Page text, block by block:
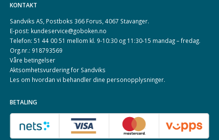
KONTAKT
Sandviks AS, Postboks 366 Forus, 4067 Stavanger.
E-post: kundeservice@goboken.no
Telefon: 51 44 00 51 mellom kl. 9-10:30 og 11:30-15 mandag – fredag.
Org.nr.: 918793569
Våre betingelser
Aktsomhetsvurdering for Sandviks
Les om hvordan vi behandler dine personopplysninger.
BETALING